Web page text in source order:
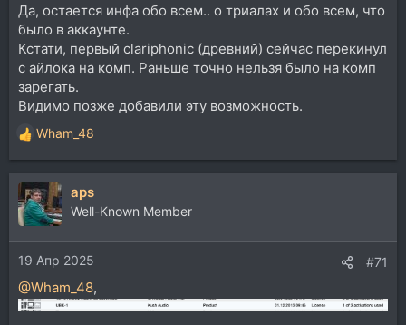
Да, остается инфа обо всем.. о триалах и обо всем, что
было в аккаунте.
Кстати, первый clariphonic (древний) сейчас перекинул
с айлока на комп. Раньше точно нельзя было на комп
зарегать.
Видимо позже добавили эту возможность.
Р
е
а
к
ц
и
и
:
Wham_48
aps
Well-Known Member
19 Апр 2025 #71
@Wham_48,